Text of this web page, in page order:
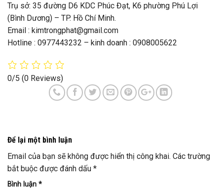
Trụ sở: 35 đường D6 KDC Phúc Đạt, K6 phường Phú Lợi
(Bình Dương) – TP. Hồ Chí Minh.
Email : kimtrongphat@gmail.com
Hotline : 0977443232 – kinh doanh : 0908005622
0/5 (0 Reviews)
Để lại một bình luận
Email của bạn sẽ không được hiển thị công khai. Các trường
bắt buộc được đánh dấu *
Bình luận *